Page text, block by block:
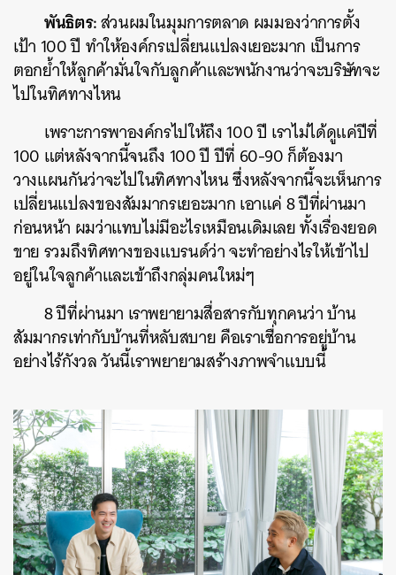
พันธิตร:ส่วนผมในมุมการตลาด ผมมองว่าการตั้ง
เป้า 100 ปี ทำให้องค์กรเปลี่ยนแปลงเยอะมาก เป็นการ
ตอกย้ำให้ลูกค้ามั่นใจกับลูกค้าและพนักงานว่าจะบริษัทจะ
ไปในทิศทางไหน
เพราะการพาองค์กรไปให้ถึง 100 ปี เราไม่ได้ดูแค่ปีที่
100 แต่หลังจากนี้จนถึง 100 ปี ปีที่ 60-90 ก็ต้องมา
วางแผนกันว่าจะไปในทิศทางไหน ซึ่งหลังจากนี้จะเห็นการ
เปลี่ยนแปลงของสัมมากรเยอะมาก เอาแค่ 8 ปีที่ผ่านมา
ก่อนหน้า ผมว่าแทบไม่มีอะไรเหมือนเดิมเลย ทั้งเรื่องยอด
ขาย รวมถึงทิศทางของแบรนด์ว่า จะทำอย่างไรให้เข้าไป
อยู่ในใจลูกค้าและเข้าถึงกลุ่มคนใหม่ๆ
8 ปีที่ผ่านมา เราพยายามสื่อสารกับทุกคนว่า บ้าน
สัมมากรเท่ากับบ้านที่หลับสบาย คือเราเชื่อการอยู่บ้าน
อย่างไร้กังวล วันนี้เราพยายามสร้างภาพจำแบบนี้